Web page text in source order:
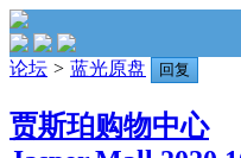
论坛 > 蓝光原盘 回复
贾斯珀购物中心